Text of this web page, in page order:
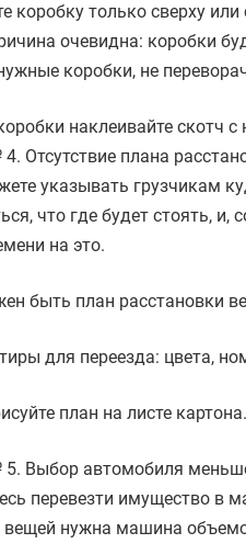
коробку только сверху
очевидна: коробки
коробки, не
наклеивайте скотч
Отсутствие плана
указывать грузчикам
что где будет стоять,
на это.
быть план расстановки
для переезда: цвета,
план на листе
Выбор автомобиля
перевезти имущество в
вещей нужна машина